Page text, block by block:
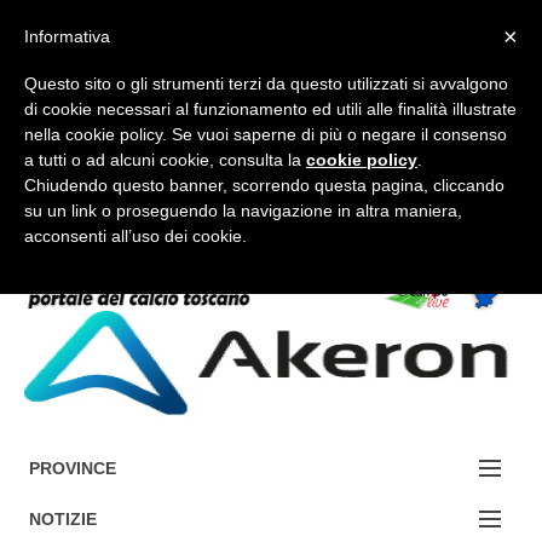
FORUM-ACCEDI
Accedi / Registrati
PROVINCE
EDIZIONE:
NOTIZIE
×
Informativa
Questo sito o gli strumenti terzi da questo utilizzati si avvalgono
di cookie necessari al funzionamento ed utili alle finalità illustrate
nella cookie policy. Se vuoi saperne di più o negare il consenso
a tutti o ad alcuni cookie, consulta la cookie policy
Chiudendo questo banner, scorrendo questa pagina, cliccando
su un link o proseguendo la navigazione in altra maniera,
acconsenti all’uso dei cookie.